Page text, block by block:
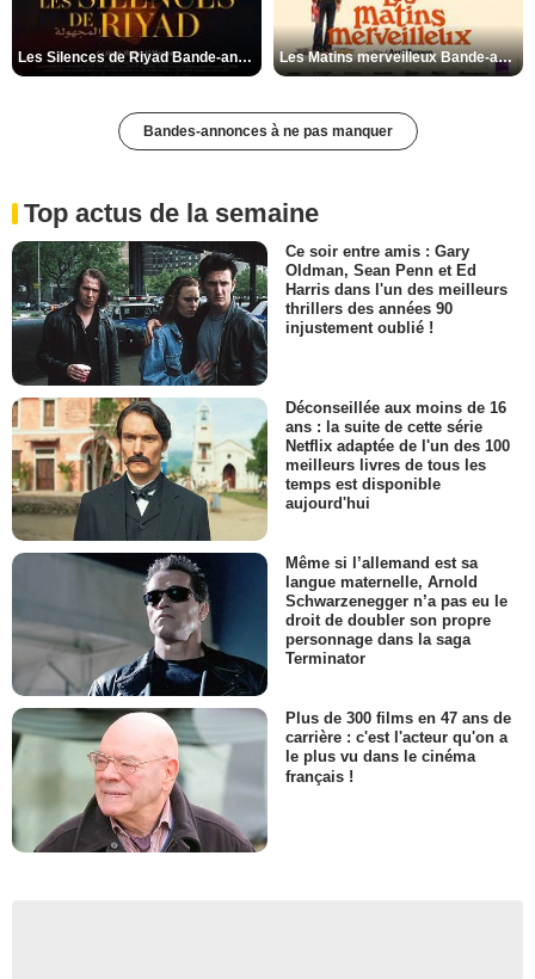
Les Silences de Riyad Bande-annonce VO STFR Les Matins merveilleux Bande-annonce VF
Bandes-annonces à ne pas manquer
Top actus de la semaine
Ce soir entre amis : Gary
Oldman, Sean Penn et Ed
Harris dans l'un des meilleurs
thrillers des années 90
injustement oublié !
Déconseillée aux moins de 16
ans : la suite de cette série
Netflix adaptée de l'un des 100
meilleurs livres de tous les
temps est disponible
aujourd'hui
Même si l’allemand est sa
langue maternelle, Arnold
Schwarzenegger n’a pas eu le
droit de doubler son propre
personnage dans la saga
Terminator
Plus de 300 films en 47 ans de
carrière : c'est l'acteur qu'on a
le plus vu dans le cinéma
français !